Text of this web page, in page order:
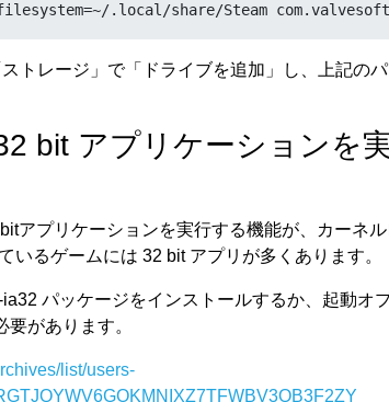
ん。
audio-pci-intel-lnl 0000:00:1f.3: hda
pci-intel-lnl 0000:00:1f.3: NHLT
audio-pci-intel-lnl 0000:00:1f.3: BT link
audio-pci-intel-lnl 0000:00:1f.3: DMICs
audio-pci-intel-lnl 0000:00:1f.3: SOF
audio-pci-intel-lnl 0000:00:1f.3:
audio-pci-intel-lnl 0000:00:1f.3: - ipc
audio-pci-intel-lnl 0000:00:1f.3:
audio-pci-intel-lnl 0000:00:1f.3:
audio-pci-intel-lnl 0000:00:1f.3: Check
audio-pci-intel-lnl 0000:00:1f.3:
.local/share/Steam
トレージ」で「ドライブを追加」し、上記の
bit アプリケーションを
アプリケーションを実行する機能が、カーネ
いるゲームには 32 bit アプリが多くあります。
パッケージをインストールするか、起動オ
があります。
list/users-